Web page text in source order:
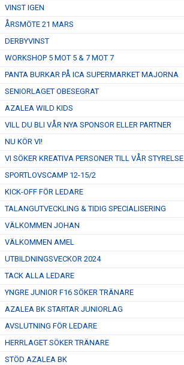
VINST IGEN
ÅRSMÖTE 21 MARS
DERBYVINST
WORKSHOP 5 MOT 5 & 7 MOT 7
PANTA BURKAR PÅ ICA SUPERMARKET MAJORNA
SENIORLAGET OBESEGRAT
AZALEA WILD KIDS
VILL DU BLI VÅR NYA SPONSOR ELLER PARTNER
NU KÖR VI!
VI SÖKER KREATIVA PERSONER TILL VÅR STYRELSE
SPORTLOVSCAMP 12-15/2
KICK-OFF FÖR LEDARE
TALANGUTVECKLING & TIDIG SPECIALISERING
VÄLKOMMEN JOHAN
VÄLKOMMEN AMEL
UTBILDNINGSVECKOR 2024
TACK ALLA LEDARE
YNGRE JUNIOR F16 SÖKER TRÄNARE
AZALEA BK STARTAR JUNIORLAG
AVSLUTNING FÖR LEDARE
HERRLAGET SÖKER TRÄNARE
STÖD AZALEA BK